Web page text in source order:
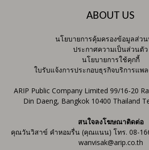
ABOUT US
นโยบายการคุ้มครองข้อมูลส่ว
ประกาศความเป็นส่วนตัว
นโยบายการใช้คุกกี้
ใบรับแจ้งการประกอบธุรกิจบริการแพ
ARIP Public Company Limited 99/16-20
Din Daeng, Bangkok 10400 Thailand
สนใจลงโฆษณาติดต่อ
คุณวันวิสาข์ คำหอมรื่น (คุณแนน) โทร. 08-
wanvisak@arip.co.th